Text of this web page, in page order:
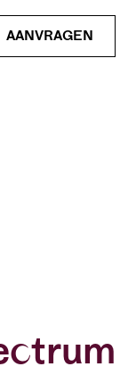
AANVRAGEN